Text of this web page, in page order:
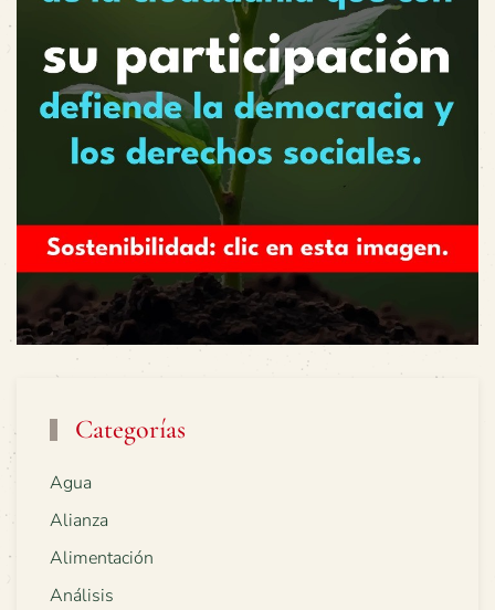
Categorías
Agua
Alianza
Alimentación
Análisis